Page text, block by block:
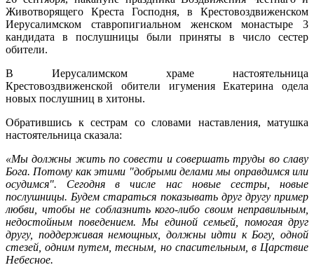
Животворящего Креста Господня, в Крестовоздвиженском
Иерусалимском ставропигиальном женском монастыре 3
кандидата в послушницы были приняты в число сестер
обители.
В Иерусалимском храме настоятельница
Крестовоздвиженской обители игумения Екатерина одела
новых послушниц в хитоны.
Обратившись к сестрам со словами наставления, матушка
настоятельница сказала:
«Мы должны жить по совести и совершать труды во славу
Бога. Потому как этими "добрыми делами мы оправдимся или
осудимся". Сегодня в числе нас новые сестры, новые
послушницы. Будем стараться показывать друг другу пример
любви, чтобы не соблазнить кого-либо своим неправильным,
недостойным поведением. Мы единой семьей, помогая друг
другу, поддерживая немощных, должны идти к Богу, одной
стезей, одним путем, тесным, но спасительным, в Царствие
Небесное.